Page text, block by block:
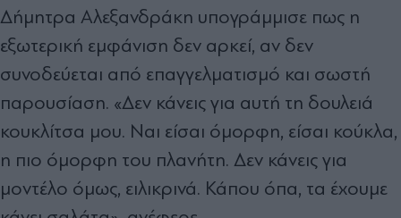
Δήμητρα Αλεξανδράκη υπογράμμισε πως η
εξωτερική εμφάνιση δεν αρκεί, αν δεν
συνοδεύεται από επαγγελματισμό και σωστή
παρουσίαση. «Δεν κάνεις για αυτή τη δουλειά
κουκλίτσα μου. Ναι είσαι όμορφη, είσαι κούκλα,
η πιο όμορφη του πλανήτη. Δεν κάνεις για
μοντέλο όμως, ειλικρινά. Κάπου όπα, τα έχουμε